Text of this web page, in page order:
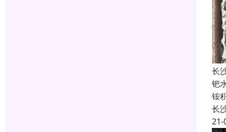
长
钯
铵
长
21-